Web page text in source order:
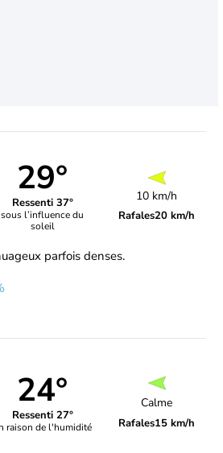
29°
Ressenti 37°
sous l’influence du
soleil
10 km/h
Rafales20 km/h
parfois denses.
24°
Ressenti 27°
raison de l'humidité
Calme
Rafales15 km/h